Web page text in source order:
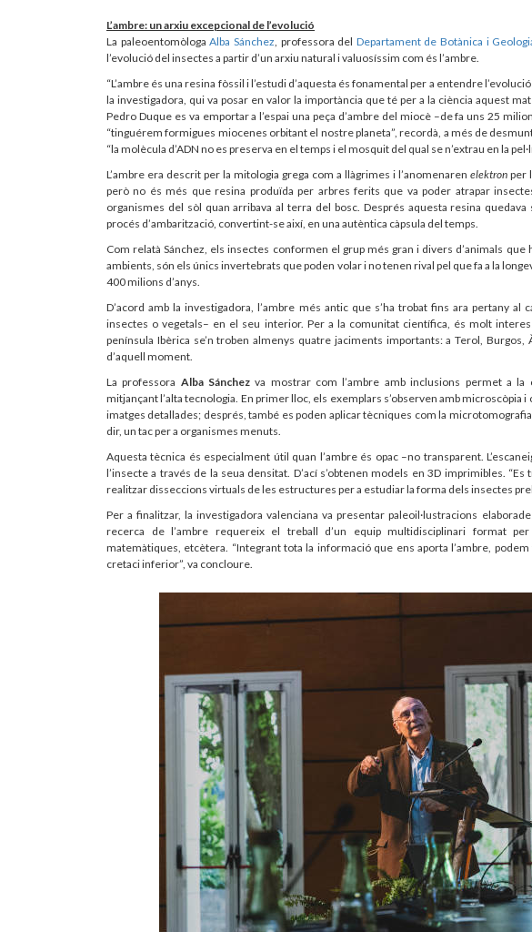
L’ambre: un arxiu excepcional de l’evolució
La paleoentomòlogaAlba Sánchez , professora del Departament de Botànica i
l’evolució del insectes a partir d’un arxiu natural i valuosíssim com és l’ambre.
“L’ambre és una resina fòssil i l’estudi d’aquesta és fonamental per a entendre
la investigadora, qui va posar en valor la importància que té per a la ciència aquest
Pedro Duque es va emportar a l’espai una peça d’ambre del miocè –de fa uns 25
“tinguérem formigues miocenes orbitant el nostre planeta”, recordà, a més de
“la molècula d’ADN no es preserva en el temps i el mosquit del qual se n’extrau en la
L’ambre era descrit per la mitologia grega com a llàgrimes i l’anomenaren elektron per
però no és més que resina produïda per arbres ferits que va poder atrapar
organismes del sòl quan arribava al terra del bosc. Després aquesta resina quedava
procés d’ambarització, convertint-se així, en una autèntica càpsula del temps.
Com relatà Sánchez, els insectes conformen el grup més gran i divers d’animals
ambients, són els únics invertebrats que poden volar i no tenen rival pel que fa a la
400 milions d’anys.
D’acord amb la investigadora, l’ambre més antic que s’ha trobat fins ara pertany
insectes o vegetals– en el seu interior. Per a la comunitat científica, és molt
península Ibèrica se’n troben almenys quatre jaciments importants: a Terol, Burgos,
d’aquell moment.
La professora Alba Sánchez va mostrar com l’ambre amb inclusions permet a
mitjançant l’alta tecnologia. En primer lloc, els exemplars s’observen amb microscòpia
imatges detallades; després, també es poden aplicar tècniques com la
dir, un tac per a organismes menuts.
Aquesta tècnica és especialment útil quan l’ambre és opac –no transparent.
l’insecte a través de la seua densitat. D’ací s’obtenen models en 3D imprimibles.
realitzar disseccions virtuals de les estructures per a estudiar la forma dels insectes
Per a finalitzar, la investigadora valenciana va presentar paleoil·lustracions
recerca de l’ambre requereix el treball d’un equip multidisciplinari format per
matemàtiques, etcètera. “Integrant tota la informació que ens aporta l’ambre,
cretaci inferior”, va concloure.